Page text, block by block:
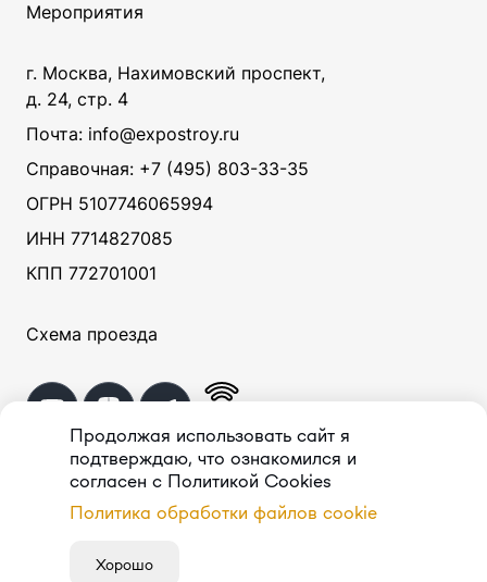
Мероприятия
г. Москва, Нахимовский проспект,
д. 24, стр. 4
Почта: info@expostroy.ru
Справочная: +7 (495) 803-33-35
ОГРН 5107746065994
ИНН 7714827085
КПП 772701001
Схема проезда
© ООО «СитиЭндМолз», 1997–2026
Продолжая использовать сайт я
подтверждаю, что ознакомился и
согласен с Политикой Cookies
Политика обработки файлов cookie
Хорошо